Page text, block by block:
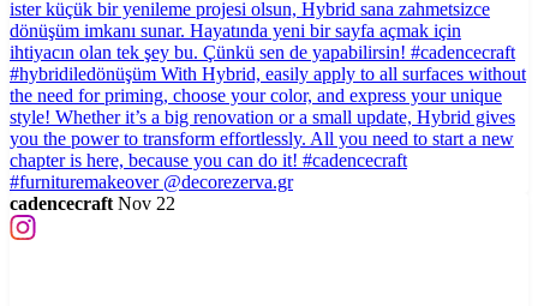
cadencecraft Nov 22